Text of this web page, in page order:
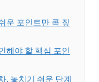
운 포인트만 콕 짚
해야 할 핵심 포인
, 놓치기 쉬운 단계